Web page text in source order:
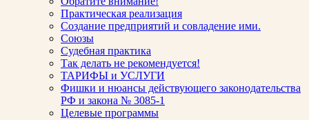
Практическая реализация
Создание предприятий и совладение ими.
Союзы
Судебная практика
Так делать не рекомендуется!
ТАРИФЫ и УСЛУГИ
Фишки и нюансы действующего законодательства
РФ и закона № 3085-1
Целевые программы